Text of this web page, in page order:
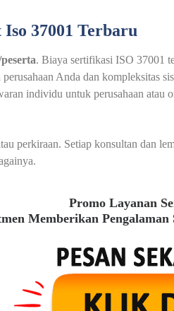
37001 Terbaru
. Biaya sertifikasi ISO 37001
Anda dan kompleksitas
individu untuk perusahaan atau
perkiraan. Setiap konsultan dan
Promo Layanan
Memberikan